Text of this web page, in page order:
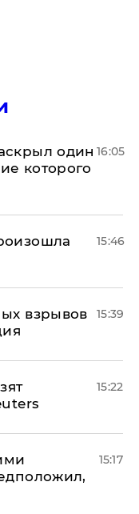
один
которого
16:05
15:46
взрывов
15:39
15:22
15:17